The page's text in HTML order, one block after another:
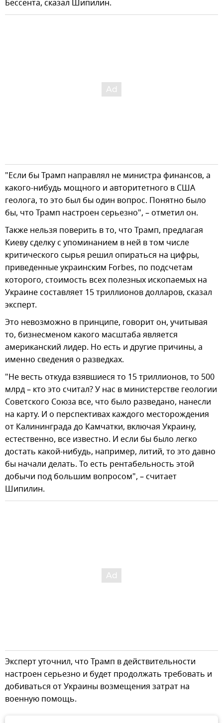
Бессента, сказал Шипилин.
"Если бы Трамп направлял не министра финансов, а
какого-нибудь мощного и авторитетного в США
геолога, то это был бы один вопрос. Понятно было
бы, что Трамп настроен серьезно", – отметил он.
Также нельзя поверить в то, что Трамп, предлагая
Киеву сделку с упоминанием в ней в том числе
критического сырья решил опираться на цифры,
приведенные украинским Forbes, по подсчетам
которого, стоимость всех полезных ископаемых на
Украине составляет 15 триллионов долларов, сказал
эксперт.
Это невозможно в принципе, говорит он, учитывая
то, бизнесменом какого масштаба является
американский лидер. Но есть и другие причины, а
именно сведения о разведках.
"Не весть откуда взявшиеся то 15 триллионов, то 500
млрд – кто это считал? У нас в министерстве геологии
Советского Союза все, что было разведано, нанесли
на карту. И о перспективах каждого месторождения
от Калининграда до Камчатки, включая Украину,
естественно, все известно. И если бы было легко
достать какой-нибудь, например, литий, то это давно
бы начали делать. То есть рентабельность этой
добычи под большим вопросом", – считает
Шипилин.
Эксперт уточнил, что Трамп в действительности
настроен серьезно и будет продолжать требовать и
добиваться от Украины возмещения затрат на
военную помощь.